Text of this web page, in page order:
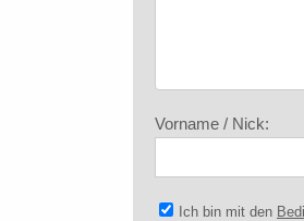
Vorname / Nick:
Ich bin mit den